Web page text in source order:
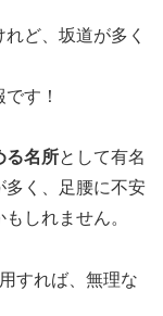
ど、坂道が多く
す！
る名所として有名
多く、足腰に不安
しれません。
すれば、無理な